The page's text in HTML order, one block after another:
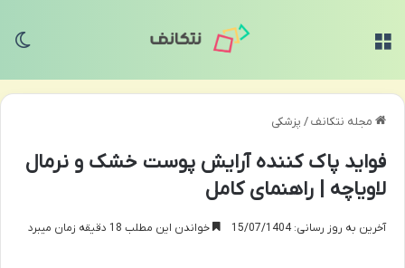
مجله نتکانف/ پزشکی
فواید پاک کننده آرایش پوست خشک و نرمال
لاویاچه | راهنمای کامل
آخرین به روز رسانی: 15/07/1404 خواندن این مطلب 18 دقیقه زمان میبرد